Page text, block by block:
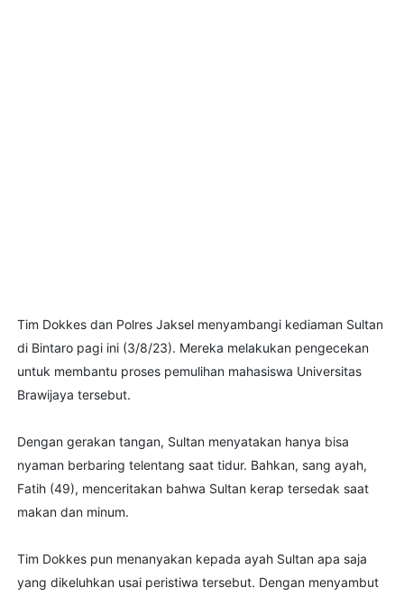
Tim Dokkes dan Polres Jaksel menyambangi kediaman Sultan
di Bintaro pagi ini (3/8/23). Mereka melakukan pengecekan
untuk membantu proses pemulihan mahasiswa Universitas
Brawijaya tersebut.
Dengan gerakan tangan, Sultan menyatakan hanya bisa
nyaman berbaring telentang saat tidur. Bahkan, sang ayah,
Fatih (49), menceritakan bahwa Sultan kerap tersedak saat
makan dan minum.
Tim Dokkes pun menanyakan kepada ayah Sultan apa saja
yang dikeluhkan usai peristiwa tersebut. Dengan menyambut